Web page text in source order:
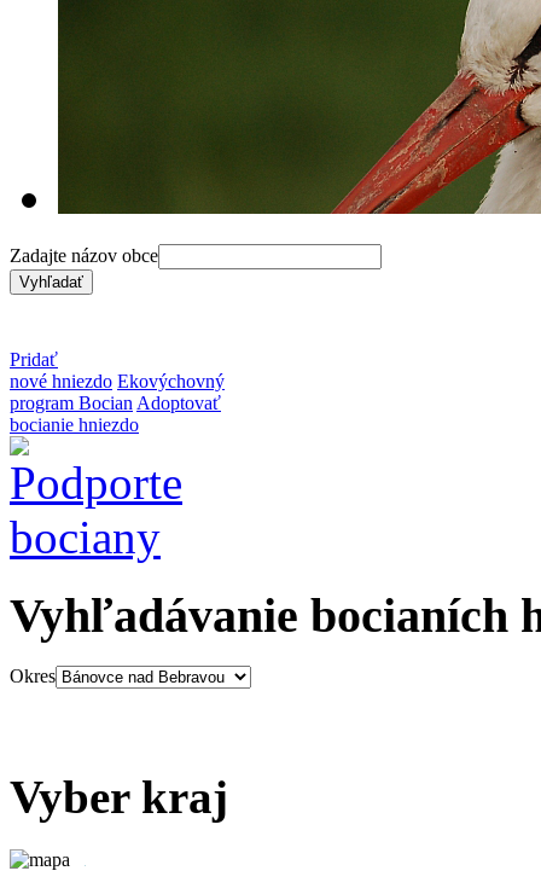
Zadajte názov obce
Pridať
nové hniezdo Ekovýchovný
program Bocian Adoptovať
bocianie hniezdo
Vyhľadávanie bocianích
Okres
Vyber kraj